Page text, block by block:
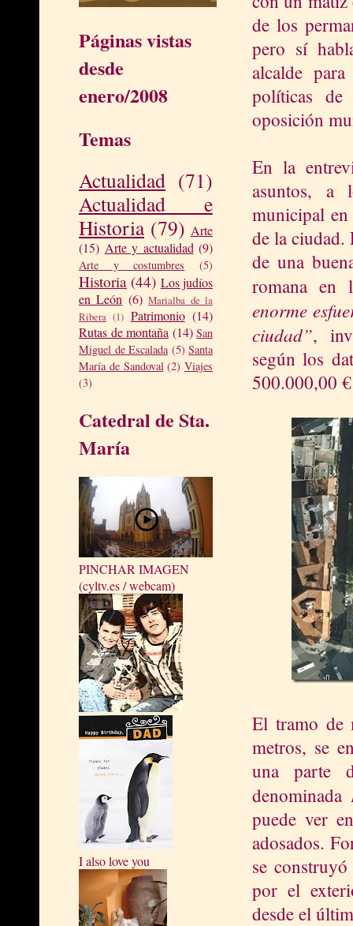
Páginas vistas
desde
enero/2008
Temas
Actualidad (71)
Actualidad e
Historia (79) Arte
(15) Arte y actualidad (9)
Arte y costumbres (5)
Historia (44) Los judíos
en León (6) Marialba de la
Ribera (1) Patrimonio (14)
Rutas de montaña (14) San
Miguel de Escalada (5) Santa
María de Sandoval (2) Viajes
(3)
Catedral de Sta.
María
PINCHAR IMAGEN
(cyltv.es / webcam)
I also love you
de los
pero sí
alcalde
políticas
oposición
En la
asuntos, a
municipal
de la ciudad.
de una
romana en
enorme
ciudad”,
según los
500.000,00
El tramo de
metros, se
una parte
denominada
puede ver
adosados.
se
por el
desde el